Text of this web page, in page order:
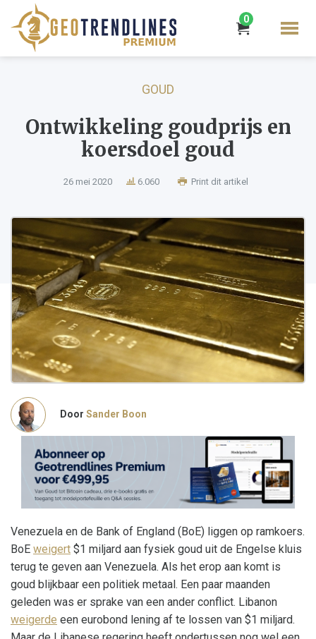
0
GOUD
Ontwikkeling goudprijs en
koersdoel goud
26 mei 2020 6.060 Print dit artikel
Door Sander Boon
Venezuela en de Bank of England (BoE) liggen op ramkoers.
BoE weigert $1 miljard aan fysiek goud uit de Engelse kluis
terug te geven aan Venezuela. Als het erop aan komt is
goud blijkbaar een politiek metaal. Een paar maanden
geleden was er sprake van een ander conflict. Libanon
weigerde een eurobond lening af te lossen van $1 miljard.